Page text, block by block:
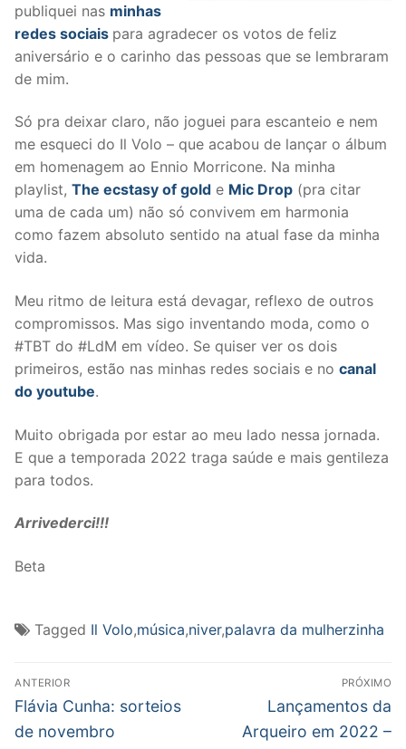
publiquei nas minhas
redes sociais para agradecer os votos de feliz
aniversário e o carinho das pessoas que se lembraram
de mim.
Só pra deixar claro, não joguei para escanteio e nem
me esqueci do Il Volo – que acabou de lançar o álbum
em homenagem ao Ennio Morricone. Na minha
playlist, The ecstasy of gold e Mic Drop (pra citar
uma de cada um) não só convivem em harmonia
como fazem absoluto sentido na atual fase da minha
vida.
Meu ritmo de leitura está devagar, reflexo de outros
compromissos. Mas sigo inventando moda, como o
#TBT do #LdM em vídeo. Se quiser ver os dois
primeiros, estão nas minhas redes sociais e no canal
do youtube.
Muito obrigada por estar ao meu lado nessa jornada.
E que a temporada 2022 traga saúde e mais gentileza
para todos.
Arrivederci!!!
Beta
Tagged Il Volo,música,niver,palavra da mulherzinha
Navegação
de
Post
ANTERIOR
Post
anterior:
Flávia Cunha: sorteios
de novembro
PRÓXIMO
Próximo
post:
Lançamentos da
Arqueiro em 2022 –